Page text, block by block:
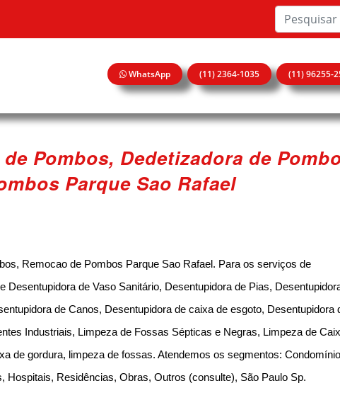
WhatsApp (11) 2364-1035 (11) 96255-
Pombos, Dedetizadora de
Parque Sao Rafael
Remocao de Pombos Parque Sao Rafael. Para os serviços de
de Vaso Sanitário, Desentupidora de Pias,
de Canos, Desentupidora de caixa de esgoto, Desentupidora
Industriais, Limpeza de Fossas Sépticas e Negras, Limpeza de
de gordura, limpeza de fossas. Atendemos os segmentos:
Residências, Obras, Outros (consulte), São Paulo Sp.